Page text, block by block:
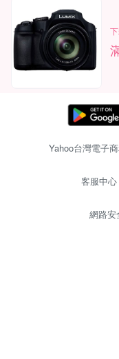
Yahoo台灣電子
客服中心
網路安